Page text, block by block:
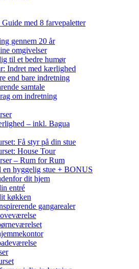
med 8 farvepaletter
gennem 20 år
omgivelser
til et bedre humør
Indret med kærlighed
end bare indretning
samtale
om indretning
– inkl. Bagua
Få styr på din stue
House Tour
– Rum for Rum
en hyggelig stue + BONUS
dit hjem
entré
køkken
gangarealer